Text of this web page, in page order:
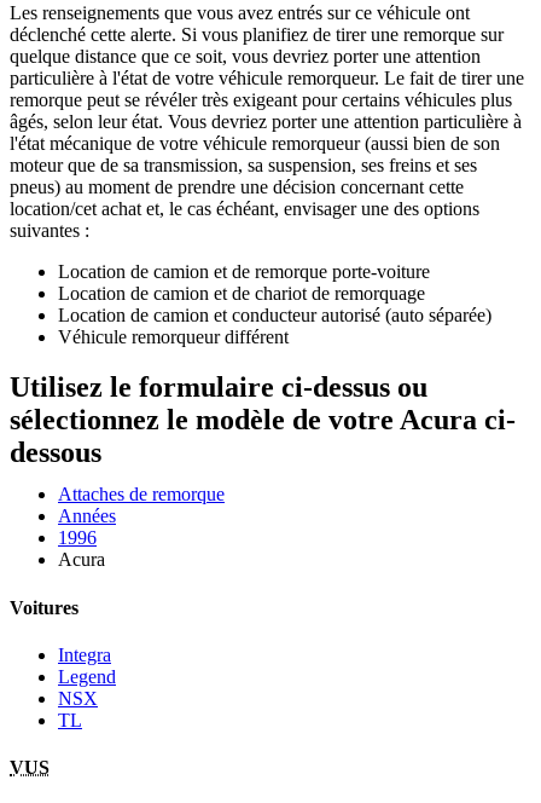
Les renseignements que vous avez entrés sur ce véhicule ont
déclenché cette alerte. Si vous planifiez de tirer une remorque sur
quelque distance que ce soit, vous devriez porter une attention
particulière à l'état de votre véhicule remorqueur. Le fait de tirer une
remorque peut se révéler très exigeant pour certains véhicules plus
âgés, selon leur état. Vous devriez porter une attention particulière à
l'état mécanique de votre véhicule remorqueur (aussi bien de son
moteur que de sa transmission, sa suspension, ses freins et ses
pneus) au moment de prendre une décision concernant cette
location/cet achat et, le cas échéant, envisager une des options
suivantes :
Location de camion et de remorque porte-voiture
Location de camion et de chariot de remorquage
Location de camion et conducteur autorisé (auto séparée)
Véhicule remorqueur différent
Utilisez le formulaire ci-dessus ou
sélectionnez le modèle de votre Acura ci-
dessous
Attaches de remorque
Années
1996
Acura
Voitures
Integra
Legend
NSX
TL
VUS